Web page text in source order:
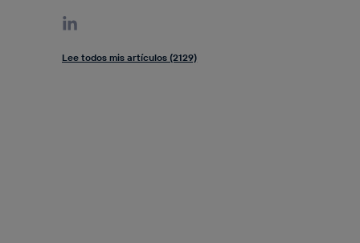
Lee todos mis artículos (2129)